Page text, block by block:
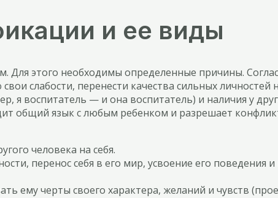
и ее виды
Для этого необходимы определенные причины.
слабости, перенести качества сильных
я воспитатель — и она воспитатель) и наличия у
общий язык с любым ребенком и разрешает
человека на себя.
перенос себя в его мир, усвоение его
ему черты своего характера, желаний и чувств